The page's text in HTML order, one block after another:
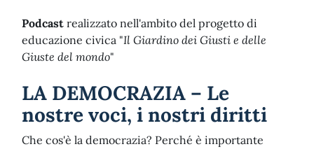
Podcast realizzato nell'ambito del progetto di
educazione civica "Il Giardino dei Giusti e delle
Giuste del mondo"
LA DEMOCRAZIA – Le
nostre voci, i nostri diritti
Che cos'è la democrazia? Perché è importante